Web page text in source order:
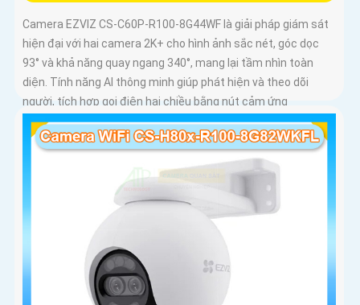
Camera EZVIZ CS-C60P-R100-8G44WF là giải pháp giám sát
hiện đại với hai camera 2K+ cho hình ảnh sắc nét, góc dọc
93° và khả năng quay ngang 340°, mang lại tầm nhìn toàn
diện. Tính năng AI thông minh giúp phát hiện và theo dõi
người, tích hợp gọi điện hai chiều bằng nút cảm ứng